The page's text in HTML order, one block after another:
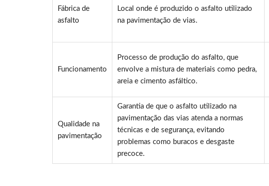
Fábrica de
asfalto
Local onde é produzido o asfalto utilizado
na pavimentação de vias.
Funcionamento
Processo de produção do asfalto, que
envolve a mistura de materiais como pedra,
areia e cimento asfáltico.
Qualidade na
pavimentação
Garantia de que o asfalto utilizado na
pavimentação das vias atenda a normas
técnicas e de segurança, evitando
problemas como buracos e desgaste
precoce.